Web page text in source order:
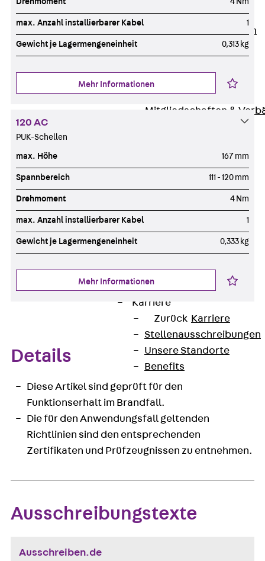
Unternehmen
Unternehmen
Service & Qualität
Unsere Geschichte
Mitgliedschaften &
Kontakt
Technische Beratung
Standorte
Newsletter
Presse
Karriere
Zurück Karriere
Stellenausschreibungen
Unsere Standorte
Benefits
max. Anzahl installierbarer Kabel 1
Gewicht je Lagermengeneinheit 0,313 kg
Mehr Informationen
120 AC
PUK-Schellen
max. Höhe 167 mm
Spannbereich 111 - 120 mm
Drehmoment 4 Nm
max. Anzahl installierbarer Kabel 1
Gewicht je Lagermengeneinheit 0,333 kg
Mehr Informationen
Details
Diese Artikel sind geprüft für den
Funktionserhalt im Brandfall.
Die für den Anwendungsfall geltenden
Richtlinien sind den entsprechenden
Zertifikaten und Prüfzeugnissen zu entnehmen.
Ausschreibungstexte
Ausschreiben.de